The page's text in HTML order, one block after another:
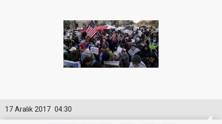
04:30
17 Aralık 2017